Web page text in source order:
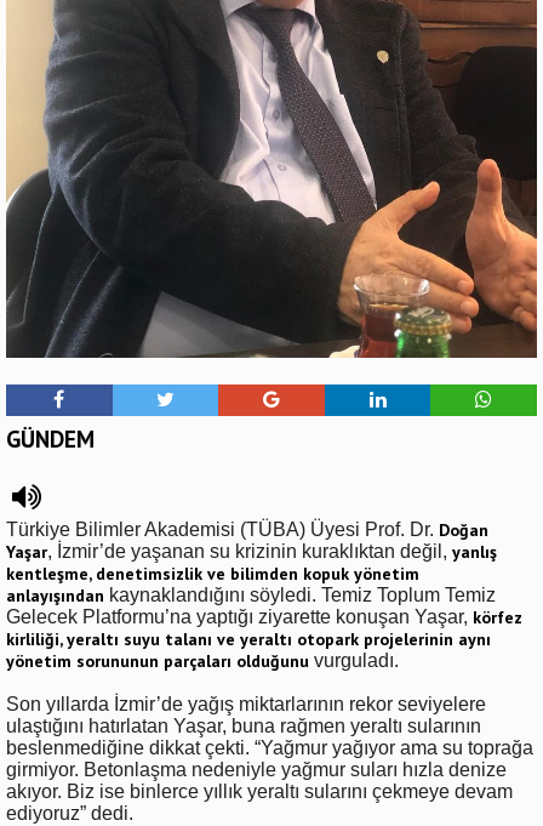
GÜNDEM
Türkiye Bilimler Akademisi (TÜBA) Üyesi Prof. Dr. Doğan
Yaşar, İzmir’de yaşanan su krizinin kuraklıktan değil, yanlış
kentleşme, denetimsizlik ve bilimden kopuk yönetim
anlayışından kaynaklandığını söyledi. Temiz Toplum Temiz
Gelecek Platformu’na yaptığı ziyarette konuşan Yaşar, körfez
kirliliği, yeraltı suyu talanı ve yeraltı otopark projelerinin aynı
yönetim sorununun parçaları olduğunu vurguladı.
Son yıllarda İzmir’de yağış miktarlarının rekor seviyelere
ulaştığını hatırlatan Yaşar, buna rağmen yeraltı sularının
beslenmediğine dikkat çekti. “Yağmur yağıyor ama su toprağa
girmiyor. Betonlaşma nedeniyle yağmur suları hızla denize
akıyor. Biz ise binlerce yıllık yeraltı sularını çekmeye devam
ediyoruz” dedi.